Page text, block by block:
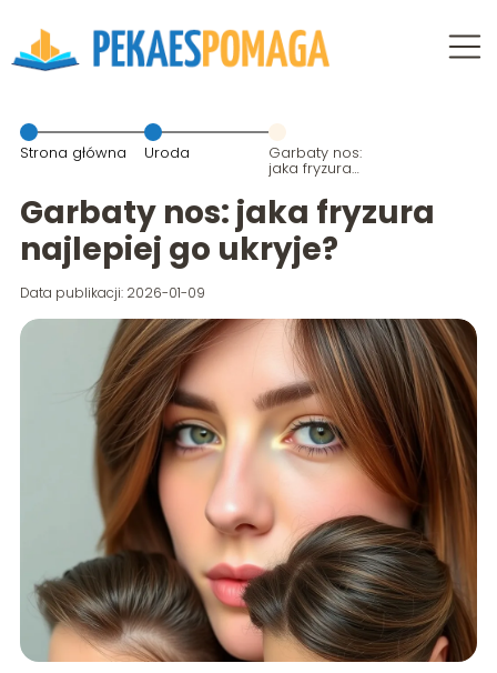
Strona główna Uroda Garbaty nos:
jaka fryzura
ukryje?
Garbaty nos: jaka fryzura
najlepiej go ukryje?
Data publikacji: 2026-01-09